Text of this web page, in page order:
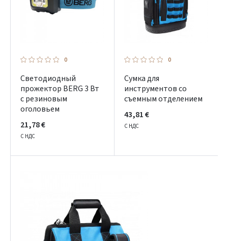
0
Светодиодный
прожектор BERG 3 Вт
с резиновым
оголовьем
21,78 €
С НДС
0
Сумка для
инструментов со
съемным отделением
43,81 €
С НДС